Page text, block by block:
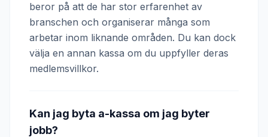
beror på att de har stor erfarenhet av
branschen och organiserar många som
arbetar inom liknande områden. Du kan dock
välja en annan kassa om du uppfyller deras
medlemsvillkor.
Kan jag byta a-kassa om jag byter
jobb?